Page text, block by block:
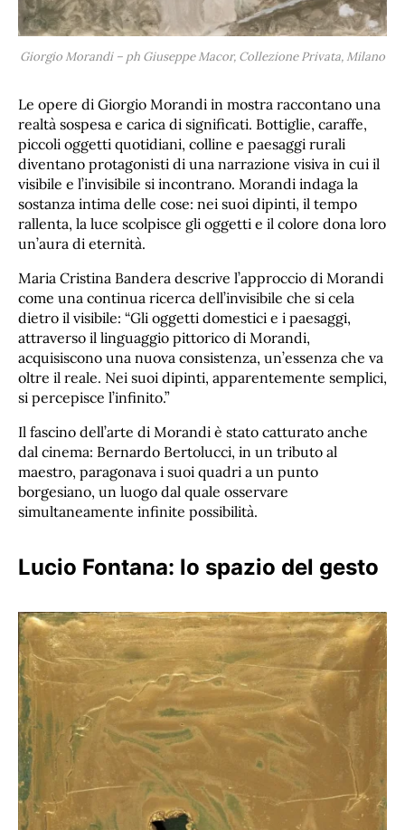
Giorgio Morandi – ph Giuseppe Macor, Collezione Privata, Milano
Le opere di Giorgio Morandi in mostra raccontano una
realtà sospesa e carica di significati. Bottiglie, caraffe,
piccoli oggetti quotidiani, colline e paesaggi rurali
diventano protagonisti di una narrazione visiva in cui il
visibile e l’invisibile si incontrano. Morandi indaga la
sostanza intima delle cose: nei suoi dipinti, il tempo
rallenta, la luce scolpisce gli oggetti e il colore dona loro
un’aura di eternità.
Maria Cristina Bandera descrive l’approccio di Morandi
come una continua ricerca dell’invisibile che si cela
dietro il visibile: “Gli oggetti domestici e i paesaggi,
attraverso il linguaggio pittorico di Morandi,
acquisiscono una nuova consistenza, un’essenza che va
oltre il reale. Nei suoi dipinti, apparentemente semplici,
si percepisce l’infinito.”
Il fascino dell’arte di Morandi è stato catturato anche
dal cinema: Bernardo Bertolucci, in un tributo al
maestro, paragonava i suoi quadri a un punto
borgesiano, un luogo dal quale osservare
simultaneamente infinite possibilità.
Lucio Fontana: lo spazio del gesto